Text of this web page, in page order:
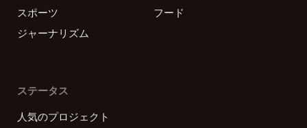
スポーツ
フード
ジャーナリズム
ステータス
人気のプロジェクト